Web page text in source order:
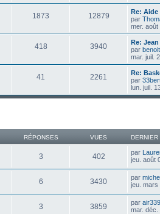
1873 12879
Re:
par
mer. août
418 3940
Re:
par
mar. juil.
41 2261
Re:
par
lun. juil.
RÉPONSES VUES
3 402 par
jeu. août
6 3430 par
jeu. mars
3 3859 par air339
mar. déc.